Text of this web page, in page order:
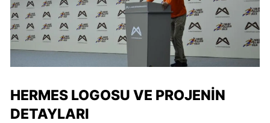
HERMES LOGOSU VE PROJENIN
DETAYLARI